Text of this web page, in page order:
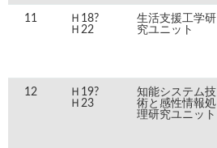
11
Ｈ18?
Ｈ22
生活支援工学研
究ユニット
12
Ｈ19?
Ｈ23
知能システム技
術と感性情報処
理研究ユニット